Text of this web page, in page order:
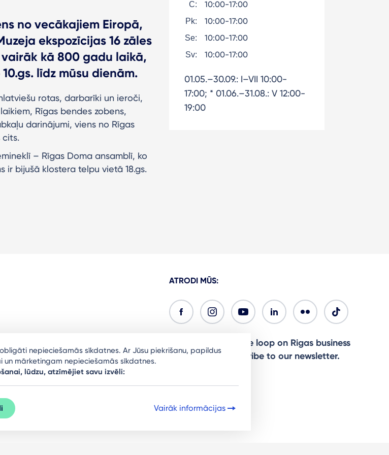
no vecākajiem Eiropā,
ekspozīcijas 16 zāles
kā 800 gadu laikā,
līdz mūsu dienām.
rotas, darbarīki un ieroči,
Rīgas bendes zobens,
darinājumi, viens no Rīgas
cits.
– Rīgas Doma ansamblī, ko
ir bijušā klostera telpu vietā 18.gs.
C: 10:00-17:00
Pk: 10:00-17:00
Se: 10:00-17:00
Sv: 10:00-17:00
01.05.–30.09.: I–VII 10:00-
17:00; * 01.06.–31.08.: V 12:00-
19:00
ATRODI MŪS:
Ready to stay in the loop on Rigas business
community? Subscribe to our newsletter.
nepieciešamās sīkdatnes. Ar Jūsu piekrišanu, papildus
mārketingam nepieciešamās sīkdatnes.
lūdzu, atzīmējiet savu izvēli:
Vairāk informācijas